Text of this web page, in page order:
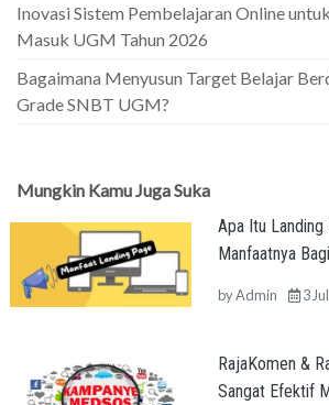
Inovasi Sistem Pembelajaran Online
Masuk UGM Tahun 2026
Bagaimana Menyusun Target Belajar
Grade SNBT UGM?
Mungkin Kamu Juga Suka
Apa Itu Landing
Manfaatnya
byAdmin 3
RajaKomen &
Sangat Efektif